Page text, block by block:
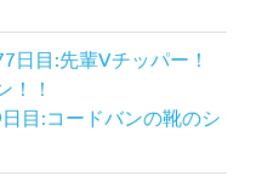
日目:先輩Vチッパー！
！！
目:コードバンの靴のシ